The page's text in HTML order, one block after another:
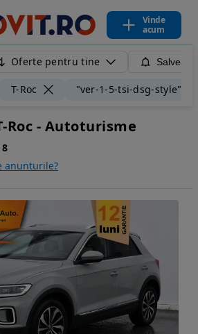
Vinde
acum
Oferte pentru tine
T-Roc "ver-1-5-tsi-dsg-style"
Roc - Autoturisme
8
anunturile?